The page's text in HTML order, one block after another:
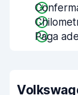
Paga